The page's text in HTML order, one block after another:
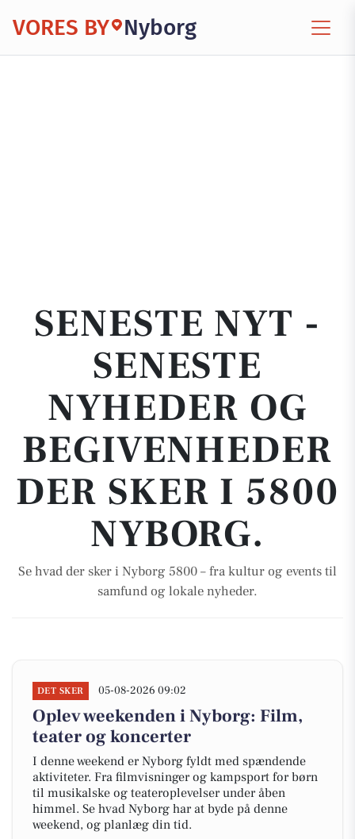
VORES BY Nyborg
SENESTE NYT -
SENESTE
NYHEDER OG
BEGIVENHEDER
DER SKER I 5800
NYBORG.
Se hvad der sker i Nyborg 5800 – fra kultur og events til
samfund og lokale nyheder.
DET SKER 05-08-2026 09:02
Oplev weekenden i Nyborg: Film,
teater og koncerter
I denne weekend er Nyborg fyldt med spændende
aktiviteter. Fra filmvisninger og kampsport for børn
til musikalske og teateroplevelser under åben
himmel. Se hvad Nyborg har at byde på denne
weekend, og planlæg din tid.